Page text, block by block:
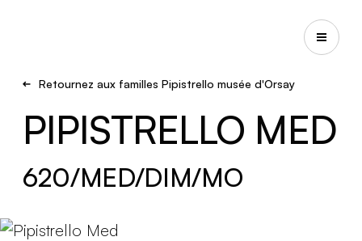
Retournez aux familles Pipistrello musée d'Orsay
PIPISTRELLO MED
620/MED/DIM/MO